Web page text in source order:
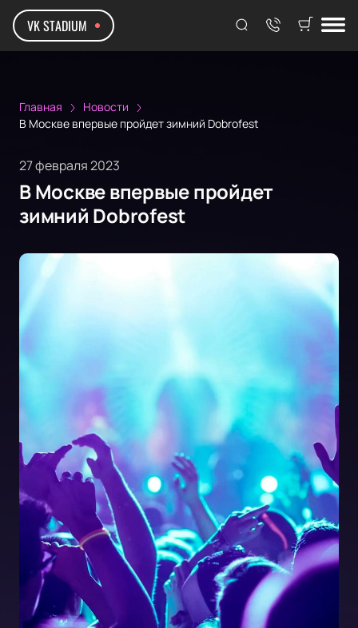
VK STADIUM
Главная
Новости
В Москве впервые пройдет зимний Dobrofest
27 февраля 2023
В Москве впервые пройдет
зимний Dobrofest